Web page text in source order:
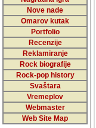
Nove nade
Omarov kutak
Portfolio
Recenzije
Reklamiranje
Rock biografije
Rock-pop history
Svaštara
Vremeplov
Webmaster
Web Site Map